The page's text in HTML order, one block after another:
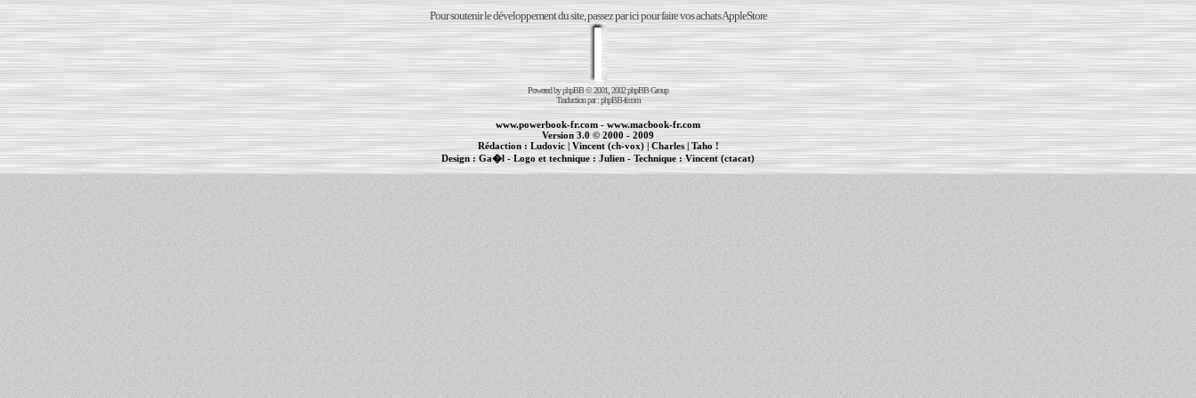
Pour soutenir le développement du site, passez par ici pour faire vos achats AppleStore
Powered byphpBB© 2001, 2002 phpBB Group
Traduction par :phpBB-fr.com
www.powerbook-fr.com - www.macbook-fr.com
Version 3.0 © 2000 - 2009
Rédaction : Ludovic|Vincent (ch-vox)| Charles|Taho !
Design :Ga�l - Logo et technique : Julien - Technique :Vincent (ctacat)
| | cr�ation de sites Internet